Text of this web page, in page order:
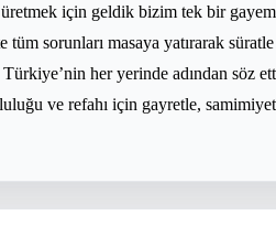
üretmek için geldik bizim tek bir
tüm sorunları masaya yatırarak
Türkiye’nin her yerinde adından söz
ve refahı için gayretle,